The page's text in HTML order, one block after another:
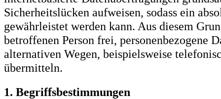
Sicherheitslücken aufweisen, sodass ein
gewährleistet werden kann. Aus diesem
betroffenen Person frei, personenbezogene
alternativen Wegen, beispielsweise
übermitteln.
1. Begriffsbestimmungen